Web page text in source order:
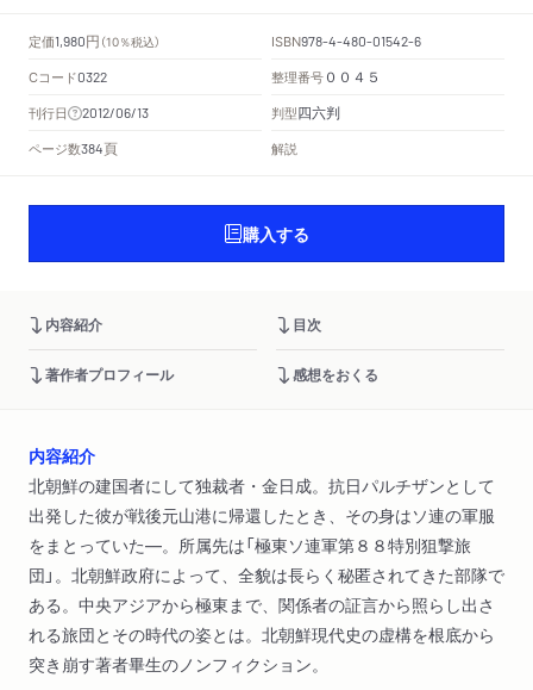
定価1,980円 （10％税込） ISBN978-4-480-01542-6
Cコード0322 整理番号 ００４５
刊行日 2012/06/13 判型四六判
ページ数384頁 解説
購入する
内容紹介 目次
著作者プロフィール 感想をおくる
内容紹介
北朝鮮の建国者にして独裁者・金日成。抗日パルチザンとして
出発した彼が戦後元山港に帰還したとき、その身はソ連の軍服
をまとっていた―。所属先は「極東ソ連軍第８８特別狙撃旅
団」。北朝鮮政府によって、全貌は長らく秘匿されてきた部隊で
ある。中央アジアから極東まで、関係者の証言から照らし出さ
れる旅団とその時代の姿とは。北朝鮮現代史の虚構を根底から
突き崩す著者畢生のノンフィクション。